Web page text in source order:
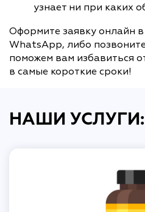
узнает ни при каких
Оформите заявку онлайн
WhatsApp, либо
поможем вам избавиться
в самые короткие сроки!
НАШИ УСЛУГИ: